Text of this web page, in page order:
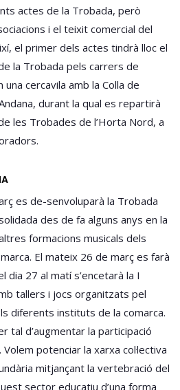
actes de la Trobada, però
i el teixit comercial del
el primer dels actes tindrà lloc el
la Trobada pels carrers de
cercavila amb la Colla de
durant la qual es repartirà
les Trobades de l’Horta Nord, a
es de-senvoluparà la Trobada
des de fa alguns anys en la
formacions musicals dels
El mateix 26 de març es farà
dia 27 al matí s’encetarà la I
tallers i jocs organitzats pel
diferents instituts de la comarca.
tal d’augmentar la participació
potenciar la xarxa col·lectiva
mitjançant la vertebració del
sector educatiu d’una forma